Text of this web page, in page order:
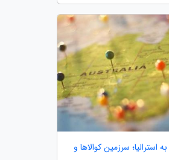
استرالیا؛ سرزمین کوالاها و